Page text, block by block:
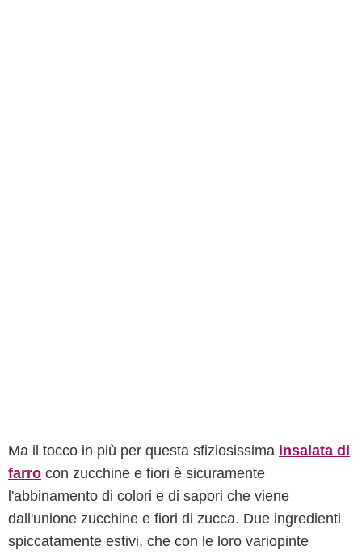
Ma il tocco in più per questa sfiziosissima insalata di
farro con zucchine e fiori è sicuramente
l'abbinamento di colori e di sapori che viene
dall'unione zucchine e fiori di zucca. Due ingredienti
spiccatamente estivi, che con le loro variopinte